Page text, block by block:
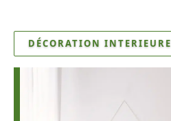
DÉCORATION INTERIEURE